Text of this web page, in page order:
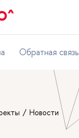
Обратная связь
Новости